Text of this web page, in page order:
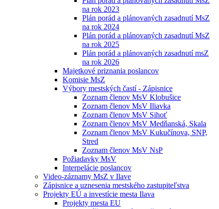
na rok 2023
Plán porád a plánovaných zasadnutí MsZ
na rok 2024
Plán porád a plánovaných zasadnutí MsZ
na rok 2025
Plán porád a plánovaných zasadnutí msZ
na rok 2026
Majetkové priznania poslancov
Komisie MsZ
Výbory mestských častí - Zápisnice
Zoznam členov MsV Klobušice
Zoznam členov MsV Iliavka
Zoznam členov MsV Sihoť
Zoznam členov MsV Medňanská, Skala
Zoznam členov MsV Kukučínova, SNP,
Stred
Zoznam členov MsV NsP
Požiadavky MsV
Interpelácie poslancov
Video-záznamy MsZ v Ilave
Zápisnice a uznesenia mestského zastupiteľstva
Projekty EÚ a investície mesta Ilava
Projekty mesta EU